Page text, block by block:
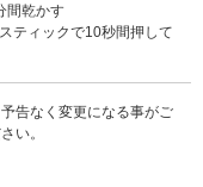
間乾かす
ティックで10秒間押して
告なく変更になる事がご
い。